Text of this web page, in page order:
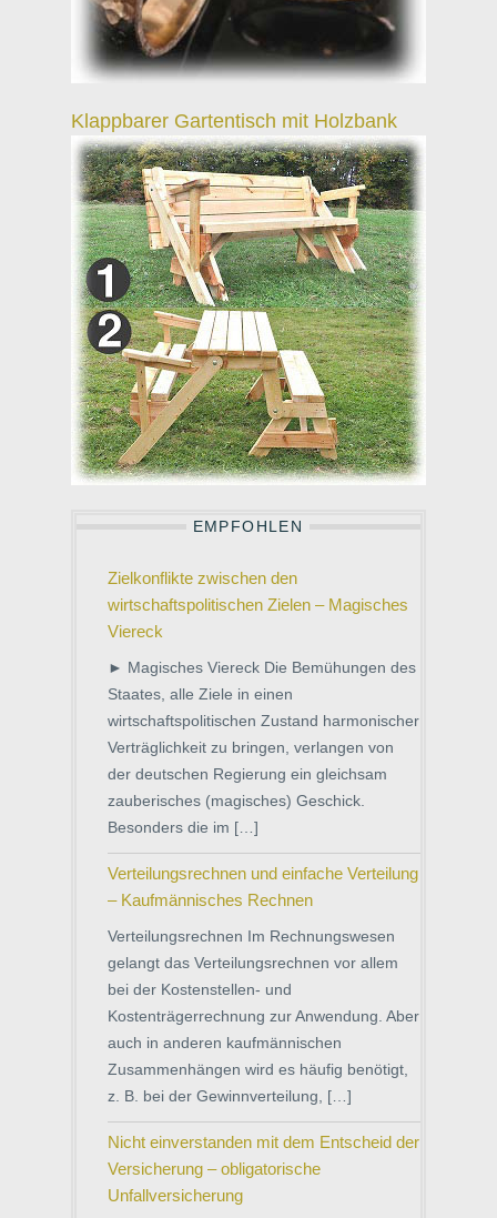
Klappbarer Gartentisch mit Holzbank
EMPFOHLEN
Zielkonflikte zwischen den
wirtschaftspolitischen Zielen – Magisches
Viereck
► Magisches Viereck Die Bemühungen des
Staates, alle Ziele in einen
wirtschaftspolitischen Zustand harmonischer
Verträglichkeit zu bringen, verlangen von
der deutschen Regierung ein gleichsam
zauberisches (magisches) Geschick.
Besonders die im […]
Verteilungsrechnen und einfache Verteilung
– Kaufmännisches Rechnen
Verteilungsrechnen Im Rechnungswesen
gelangt das Verteilungsrechnen vor allem
bei der Kostenstellen- und
Kostenträgerrechnung zur Anwendung. Aber
auch in anderen kaufmännischen
Zusammenhängen wird es häufig benötigt,
z. B. bei der Gewinnverteilung, […]
Nicht einverstanden mit dem Entscheid der
Versicherung – obligatorische
Unfallversicherung